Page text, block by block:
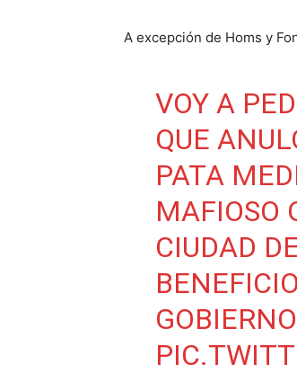
A excepción de Homs y
VOY A
QUE
PATA
MAFIOSO
CIUDAD